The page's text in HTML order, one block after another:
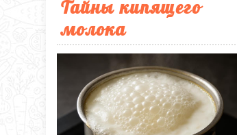
Тайны кипящего
молока